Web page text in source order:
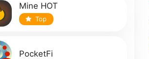
Mine HOT
Top
PocketFi